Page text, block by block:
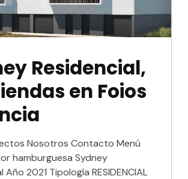
Residencial,
en Foios
Nosotros Contacto Menú
hamburguesa Sydney
Año 2021 Tipología RESIDENCIAL